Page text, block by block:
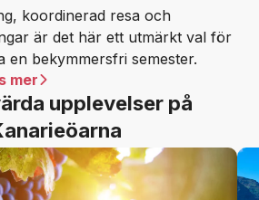
koordinerad resa och
är det här ett utmärkt val för
en bekymmersfri semester.
mer
upplevelser på